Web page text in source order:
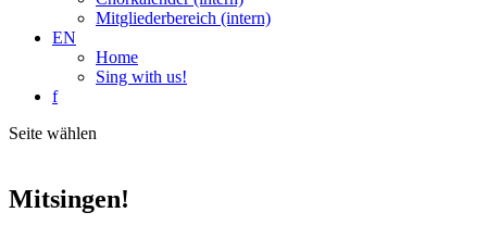
Mitgliederbereich (intern)
EN
Home
Sing with us!
f
Seite wählen
Mitsingen!